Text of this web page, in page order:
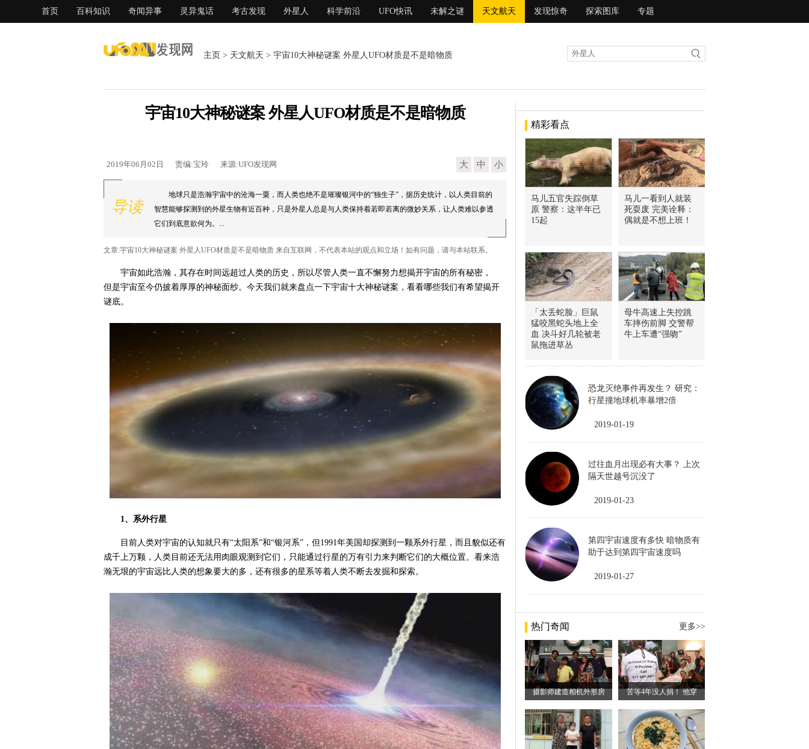
首页 百科知识 奇闻异事 灵异鬼话 考古发现 外星人 科学前沿 UFO快讯 未解之谜 天文航天 发现惊奇 探索图库 专题
主页 > 天文航天 > 宇宙10大神秘谜案 外星人UFO材质是不是暗物质
宇宙10大神秘谜案 外星人UFO材质是不是暗物质
2019年06月02日 责编:宝玲 来源:UFO发现网 大 中 小
导读
地球只是浩瀚宇宙中的沧海一粟，而人类也绝不是璀璨银河中的“独生子”，据历史统计，以人类目前的
智慧能够探测到的外星生物有近百种，只是外星人总是与人类保持着若即若离的微妙关系，让人类难以参透
它们到底意欲何为。...
文章:宇宙10大神秘谜案 外星人UFO材质是不是暗物质 来自互联网，不代表本站的观点和立场！如有问题，请与本站联系。
宇宙如此浩瀚，其存在时间远超过人类的历史，所以尽管人类一直不懈努力想揭开宇宙的所有秘密，
但是宇宙至今仍披着厚厚的神秘面纱。今天我们就来盘点一下宇宙十大神秘谜案，看看哪些我们有希望揭开
谜底。
1、系外行星
目前人类对宇宙的认知就只有“太阳系”和“银河系”，但1991年美国却探测到一颗系外行星，而且貌似还有
成千上万颗，人类目前还无法用肉眼观测到它们，只能通过行星的万有引力来判断它们的大概位置。看来浩
瀚无垠的宇宙远比人类的想象要大的多，还有很多的星系等着人类不断去发掘和探索。
精彩看点
马儿五官失踪倒草
原 警察：这半年已
15起
马儿一看到人就装
死耍废 完美诠释：
偶就是不想上班！
「太丢蛇脸」巨鼠
猛咬黑蛇头地上全
血 决斗好几轮被老
鼠拖进草丛
母牛高速上失控跳
车摔伤前脚 交警帮
牛上车遭“强吻”
恐龙灭绝事件再发生？ 研究：
行星撞地球机率暴增2倍
2019-01-19
过往血月出现必有大事？ 上次
隔天世越号沉没了
2019-01-23
第四宇宙速度有多快 暗物质有
助于达到第四宇宙速度吗
2019-01-27
热门奇闻 更多>>
摄影师建造相机外形房 苦等4年没人捐！ 他穿